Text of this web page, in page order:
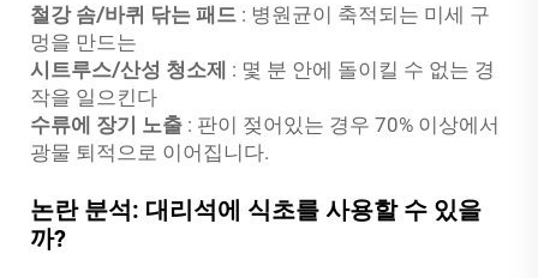
철강 솜/바퀴 닦는 패드 : 병원균이 축적되는 미세 구
멍을 만드는
시트루스/산성 청소제 : 몇 분 안에 돌이킬 수 없는 경
작을 일으킨다
수류에 장기 노출 : 판이 젖어있는 경우 70% 이상에서
광물 퇴적으로 이어집니다.
논란 분석: 대리석에 식초를 사용할 수 있을
까?